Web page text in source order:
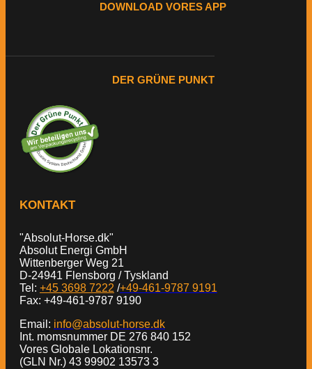
DOWNLOAD VORES APP
DER GRÜNE PUNKT
KONTAKT
"Absolut-Horse.dk"
Absolut Energi GmbH
Wittenberger Weg 21
D-24941 Flensborg / Tyskland
Tel: +45 3698 7222 /+49-461-9787 9191
Fax: +49-461-9787 9190
Email: info@absolut-horse.dk
Int. momsnummer DE 276 840 152
Vores Globale Lokationsnr.
(GLN Nr.) 43 99902 13573 3